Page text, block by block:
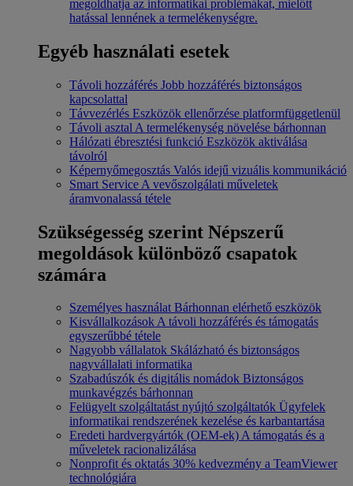
megoldhatja az informatikai problémákat, mielőtt
hatással lennének a termelékenységre.
Egyéb használati esetek
Távoli hozzáférés Jobb hozzáférés biztonságos
kapcsolattal
Távvezérlés Eszközök ellenőrzése platformfüggetlenül
Távoli asztal A termelékenység növelése bárhonnan
Hálózati ébresztési funkció Eszközök aktiválása
távolról
Képernyőmegosztás Valós idejű vizuális kommunikáció
Smart Service A vevőszolgálati műveletek
áramvonalassá tétele
Szükségesség szerint Népszerű
megoldások különböző csapatok
számára
Személyes használat Bárhonnan elérhető eszközök
KisvállalkozásokA távoli hozzáférés és támogatás
egyszerűbbé tétele
Nagyobb vállalatok Skálázható és biztonságos
nagyvállalati informatika
Szabadúszók és digitális nomádok Biztonságos
munkavégzés bárhonnan
Felügyelt szolgáltatást nyújtó szolgáltatók Ügyfelek
informatikai rendszerének kezelése és karbantartása
Eredeti hardvergyártók (OEM-ek)A támogatás és a
műveletek racionalizálása
Nonprofit és oktatás 30% kedvezmény a TeamViewer
technológiára